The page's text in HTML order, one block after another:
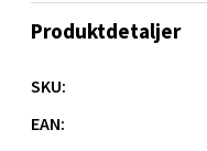
Produktdetaljer
SKU:
EAN:
Oslo -
Erich Mogensøns